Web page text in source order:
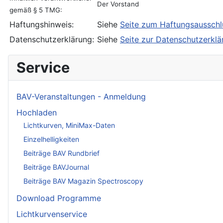
gemäß § 5 TMG:
Der Vorstand
Haftungshinweis: Siehe Seite zum
Datenschutzerklärung: Siehe Seite zur
Service
BAV-Veranstaltungen - Anmeldung
Hochladen
Lichtkurven, MiniMax-Daten
Einzelhelligkeiten
Beiträge BAV Rundbrief
Beiträge BAVJournal
Beiträge BAV Magazin Spectroscopy
Download Programme
Lichtkurvenservice